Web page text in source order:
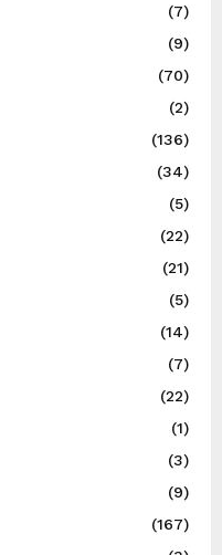
(7)
(9)
(70)
(2)
(136)
(34)
(5)
(22)
(21)
(5)
(14)
(7)
(22)
(1)
(3)
(9)
(167)